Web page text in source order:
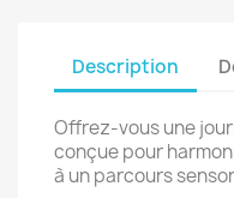
Description
Offrez-vous une
conçue pour
à un parcours